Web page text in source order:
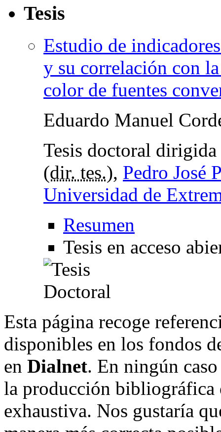
Tesis
Estudio de
y su correlación con
color de fuentes
Eduardo Manuel
Tesis doctoral
(dir. tes.), Pedro José
Universidad de
Resumen
Tesis en acceso
Esta página recoge
disponibles en los fondos
en Dialnet. En ningún
la producción bibliográfica
exhaustiva. Nos gustaría